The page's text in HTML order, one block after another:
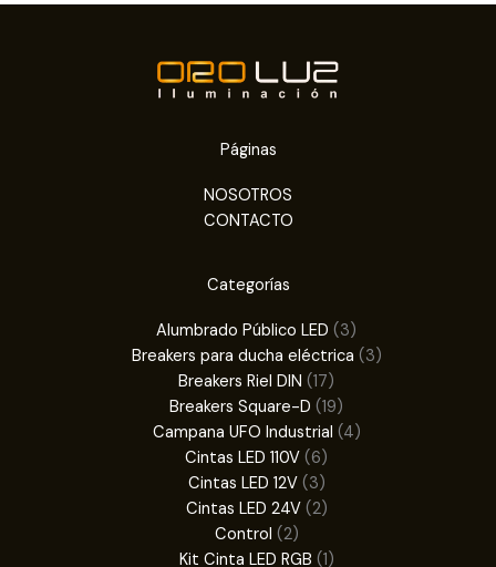
Páginas
NOSOTROS
CONTACTO
Categorías
Alumbrado Público LED 33
productos
Breakers para ducha eléctrica 33
Breakers Riel DIN 1717
productos
Breakers Square-D 1919
productos
Campana UFO Industrial 44
Cintas LED 110V 66
productos
Cintas LED 12V 33
productos
Cintas LED 24V 22
Control 22
productos
Kit Cinta LED RGB 11